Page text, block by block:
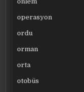
operasyon
ordu
orman
orta
otobüs